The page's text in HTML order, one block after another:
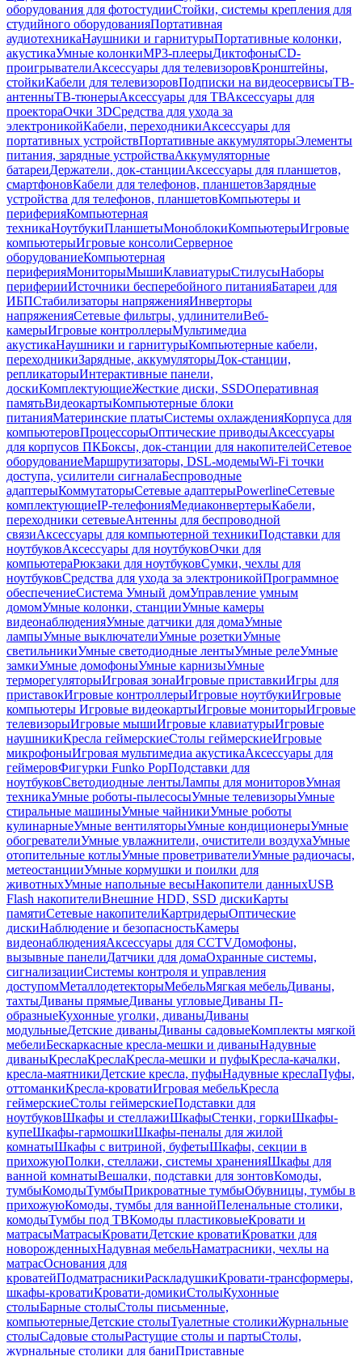
оборудования для фотостудииСтойки, системы крепления для
студийного оборудованияПортативная
аудиотехникаНаушники и гарнитурыПортативные колонки,
акустикаУмные колонкиMP3-плеерыДиктофоныCD-
проигрывателиАксессуары для телевизоровКронштейны,
стойкиКабели для телевизоровПодписки на видеосервисыТВ-
антенныТВ-тюнерыАксессуары для ТВАксессуары для
проектораОчки 3DСредства для ухода за
электроникойКабели, переходникиАксессуары для
портативных устройствПортативные аккумуляторыЭлементы
питания, зарядные устройстваАккумуляторные
батареиДержатели, док-станцииАксессуары для планшетов,
смартфоновКабели для телефонов, планшетовЗарядные
устройства для телефонов, планшетовКомпьютеры и
периферияКомпьютерная
техникаНоутбукиПланшетыМоноблокиКомпьютерыИгровые
компьютерыИгровые консолиСерверное
оборудованиеКомпьютерная
периферияМониторыМышиКлавиатурыСтилусыНаборы
периферииИсточники бесперебойного питанияБатареи для
ИБПСтабилизаторы напряженияИнверторы
напряженияСетевые фильтры, удлинителиВеб-
камерыИгровые контроллерыМультимедиа
акустикаНаушники и гарнитурыКомпьютерные кабели,
переходникиЗарядные, аккумуляторыДок-станции,
репликаторыИнтерактивные панели,
доскиКомплектующиеЖесткие диски, SSDОперативная
памятьВидеокартыКомпьютерные блоки
питанияМатеринские платыСистемы охлажденияКорпуса для
компьютеровПроцессорыОптические приводыАксессуары
для корпусов ПКБоксы, док-станции для накопителейСетевое
оборудованиеМаршрутизаторы, DSL-модемыWi-Fi точки
доступа, усилители сигналаБеспроводные
адаптерыКоммутаторыСетевые адаптерыPowerlineСетевые
комплектующиеIP-телефонияМедиаконвертерыКабели,
переходники сетевыеАнтенны для беспроводной
связиАксессуары для компьютерной техникиПодставки для
ноутбуковАксессуары для ноутбуковОчки для
компьютераРюкзаки для ноутбуковСумки, чехлы для
ноутбуковСредства для ухода за электроникойПрограммное
обеспечениеСистема Умный домУправление умным
домомУмные колонки, станцииУмные камеры
видеонаблюденияУмные датчики для домаУмные
лампыУмные выключателиУмные розеткиУмные
светильникиУмные светодиодные лентыУмные релеУмные
замкиУмные домофоныУмные карнизыУмные
терморегуляторыИгровая зонаИгровые приставкиИгры для
приставокИгровые контроллерыИгровые ноутбукиИгровые
компьютеры Игровые видеокартыИгровые мониторыИгровые
телевизорыИгровые мышиИгровые клавиатурыИгровые
наушникиКресла геймерскиеСтолы геймерскиеИгровые
микрофоныИгровая мультимедиа акустикаАксессуары для
геймеровФигурки Funko PopПодставки для
ноутбуковСветодиодные лентыЛампы для мониторовУмная
техникаУмные роботы-пылесосыУмные телевизорыУмные
стиральные машиныУмные чайникиУмные роботы
кулинарныеУмные вентиляторыУмные кондиционерыУмные
обогревателиУмные увлажнители, очистители воздухаУмные
отопительные котлыУмные проветривателиУмные радиочасы,
метеостанцииУмные кормушки и поилки для
животныхУмные напольные весыНакопители данныхUSB
Flash накопителиВнешние HDD, SSD дискиКарты
памятиСетевые накопителиКартридерыОптические
дискиНаблюдение и безопасностьКамеры
видеонаблюденияАксессуары для CCTVДомофоны,
вызывные панелиДатчики для домаОхранные системы,
сигнализацииСистемы контроля и управления
доступомМеталлодетекторыМебельМягкая мебельДиваны,
тахтыДиваны прямыеДиваны угловыеДиваны П-
образныеКухонные уголки, диваныДиваны
модульныеДетские диваныДиваны садовыеКомплекты мягкой
мебелиБескаркасные кресла-мешки и диваныНадувные
диваныКреслаКреслаКресла-мешки и пуфыКресла-качалки,
кресла-маятникиДетские кресла, пуфыНадувные креслаПуфы,
оттоманкиКресла-кроватиИгровая мебельКресла
геймерскиеСтолы геймерскиеПодставки для
ноутбуковШкафы и стеллажиШкафыСтенки, горкиШкафы-
купеШкафы-гармошкиШкафы-пеналы для жилой
комнатыШкафы с витриной, буфетыШкафы, секции в
прихожуюПолки, стеллажи, системы храненияШкафы для
ванной комнатыВешалки, подставки для зонтовКомоды,
тумбыКомодыТумбыПрикроватные тумбыОбувницы, тумбы в
прихожуюКомоды, тумбы для ваннойПеленальные столики,
комодыТумбы под ТВКомоды пластиковыеКровати и
матрасыМатрасыКроватиДетские кроватиКроватки для
новорожденныхНадувная мебельНаматрасники, чехлы на
матрасОснования для
кроватейПодматрасникиРаскладушкиКровати-трансформеры,
шкафы-кроватиКровати-домикиСтолыКухонные
столыБарные столыСтолы письменные,
компьютерныеДетские столыТуалетные столикиЖурнальные
столыСадовые столыРастущие столы и партыСтолы,
журнальные столики для баниПриставные